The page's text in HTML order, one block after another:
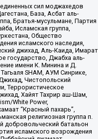
сил моджахедов
База, Асбат аль-
Братья-мусульмане, Партия
Исламская группа,
Общество
исламского наследия,
джихад, Аль-Каида, Имарат
государство, Джабха аль-
имени К. Минина и Д.
SHAM, АУМ Синрике,
Чистопольский
Террористическое
Хайят Тахрир аш-Шам,
White Power,
“Красный пахарь”,
религиозная группа п.
добровольческий батальон
исламского возрождения